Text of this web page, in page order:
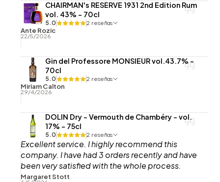
CHAIRMAN's RESERVE 1931 2nd Edition Rum
vol. 43% - 70cl
5.0 2 reseñas
Ante Rozic
22/5/2026
Gin del Professore MONSIEUR vol.43.7% -
70cl
5.0 2 reseñas
Miriam Calton
29/4/2026
DOLIN Dry - Vermouth de Chambéry - vol.
17% - 75cl
5.0 2 reseñas
Excellent service. I highly recommend this
company. I have had 3 orders recently and have
been very satisfied with the whole process.
Thank you.
Margaret Stott